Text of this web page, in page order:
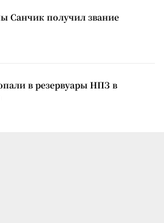
Санчик получил звание
в резервуары НПЗ в